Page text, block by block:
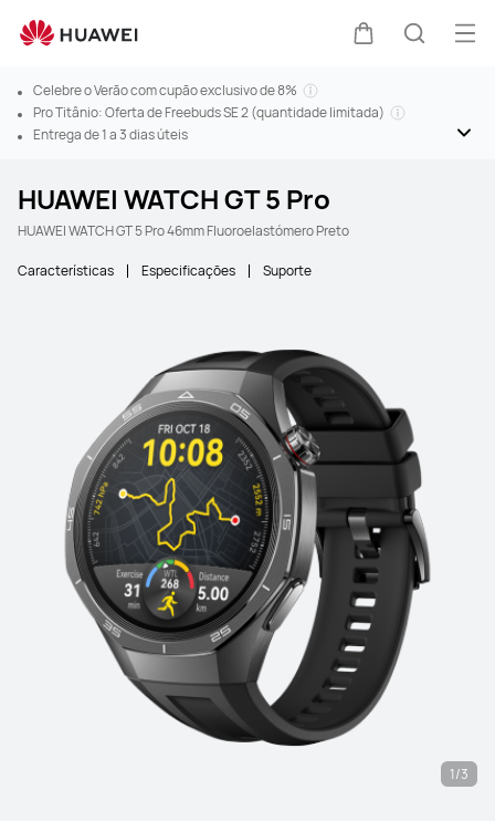
Celebre o Verão com cupão exclusivo de 8%
Pro Titânio: Oferta de Freebuds SE 2 (quantidade limitada)
Entrega de 1 a 3 dias úteis
HUAWEI WATCH GT 5 Pro
HUAWEI WATCH GT 5 Pro 46mm Fluoroelastómero Preto
Características Especificações Suporte
1/3